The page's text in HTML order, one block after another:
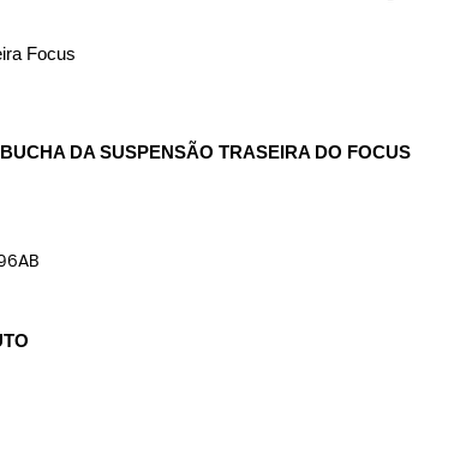
Focus
DA SUSPENSÃO TRASEIRA DO FOCUS